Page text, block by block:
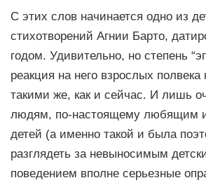
С этих слов начинается одно из
стихотворений Агнии Барто,
годом. Удивительно, но степень
реакция на него взрослых
такими же, как и сейчас. И лишь
людям, по-настоящему любящим
детей (а именно такой и была
разглядеть за невыносимым
поведением вполне серьезные